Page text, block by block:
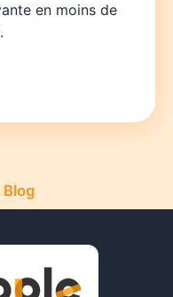
en moins de